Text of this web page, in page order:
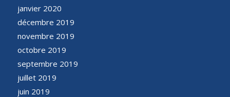
janvier 2020
décembre 2019
novembre 2019
octobre 2019
septembre 2019
juillet 2019
juin 2019